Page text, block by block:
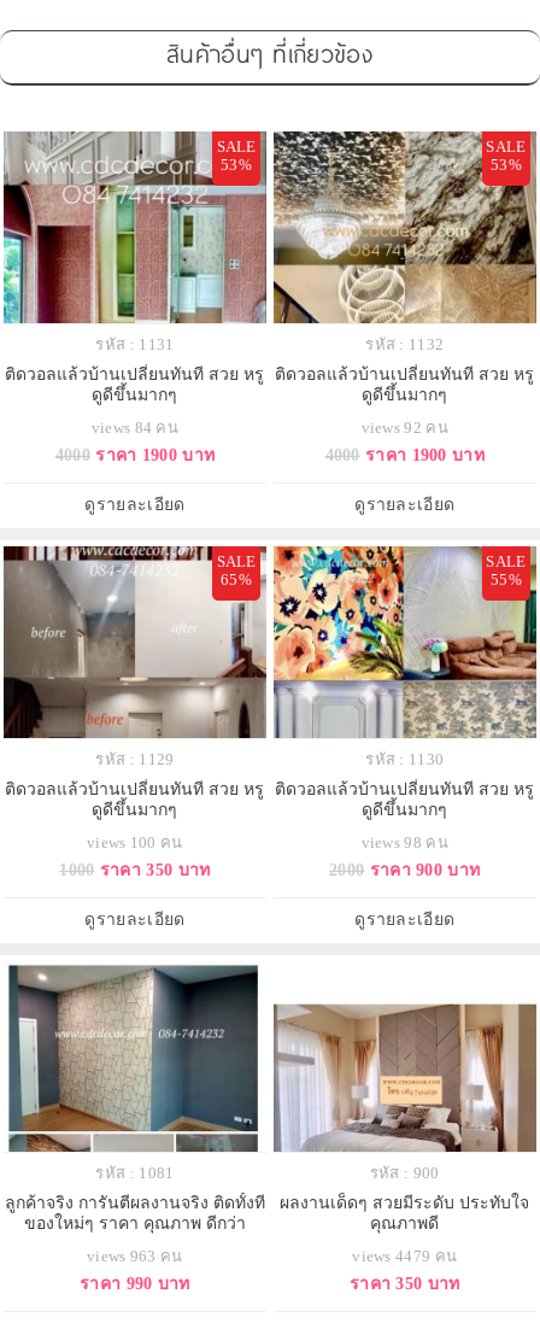
สินค้าอื่นๆ ที่เกี่ยวข้อง
SALE
53%
รหัส : 1131
ติดวอลแล้วบ้านเปลี่ยนทันที สวย หรู
ดูดีขึ้นมากๆ
views 84 คน
4000 ราคา 1900 บาท
ดูรายละเอียด
SALE
53%
รหัส : 1132
ติดวอลแล้วบ้านเปลี่ยนทันที สวย หรู
ดูดีขึ้นมากๆ
views 92 คน
4000 ราคา 1900 บาท
ดูรายละเอียด
SALE
65%
รหัส : 1129
ติดวอลแล้วบ้านเปลี่ยนทันที สวย หรู
ดูดีขึ้นมากๆ
views 100 คน
1000 ราคา 350 บาท
ดูรายละเอียด
SALE
55%
รหัส : 1130
ติดวอลแล้วบ้านเปลี่ยนทันที สวย หรู
ดูดีขึ้นมากๆ
views 98 คน
2000 ราคา 900 บาท
ดูรายละเอียด
รหัส : 1081
ลูกค้าจริง การันตีผลงานจริง ติดทั้งที
ของใหม่ๆ ราคา คุณภาพ ดีกว่า
views 963 คน
ราคา 990 บาท
รหัส : 900
ผลงานเด็ดๆ สวยมีระดับ ประทับใจ
คุณภาพดี
views 4479 คน
ราคา 350 บาท